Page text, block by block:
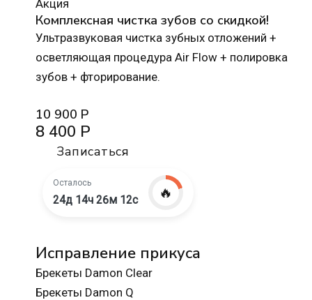
Акция
Комплексная чистка зубов со скидкой!
Ультразвуковая чистка зубных отложений +
осветляющая процедура Air Flow + полировка
зубов + фторирование.
10 900 Р
8 400 Р
Записаться
Осталось
24д 14ч 26м 10с 🔥
Исправление прикуса
Брекеты Damon Clear
Брекеты Damon Q